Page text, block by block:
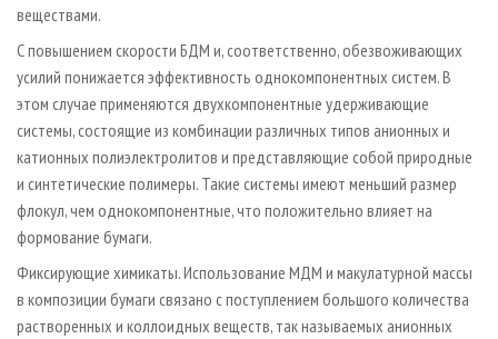
веществами.
С повышением скорости БДМ и, соответственно, обезвоживающих
усилий понижается эффективность однокомпонентных систем. В
этом случае применяются двухкомпонентные удерживающие
системы, состоящие из комбинации различных типов анионных и
катионных полиэлектролитов и представляющие собой природные
и синтетические полимеры. Такие системы имеют меньший размер
флокул, чем однокомпонентные, что положительно влияет на
формование бумаги.
Фиксирующие химикаты. Использование МДМ и макулатурной массы
в композиции бумаги связано с поступлением большого количества
растворенных и коллоидных веществ, так называемых анионных